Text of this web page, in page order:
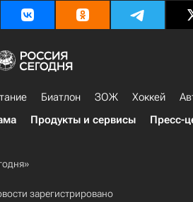
Биатлон ЗОЖ Хоккей
Продукты и сервисы Пресс-
зарегистрировано